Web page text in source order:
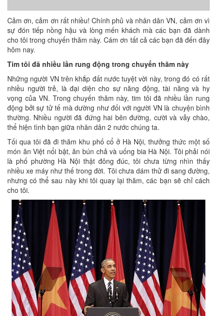
Cảm ơn, cảm ơn rất nhiều! Chính phủ và nhân dân VN, cảm ơn vì
sự đón tiếp nồng hậu và lòng mến khách mà các bạn đã dành
cho tôi trong chuyến thăm này. Cám ơn tất cả các bạn đã đến đây
hôm nay.
Tim tôi đã nhiều lần rung động trong chuyến thăm này
Những người VN trên khắp đất nước tuyệt vời này, trong đó có rất
nhiều người trẻ, là đại diện cho sự năng động, tài năng và hy
vọng của VN. Trong chuyến thăm này, tim tôi đã nhiều lần rung
động bởi sự tử tế mà dường như đối với người VN là chuyện bình
thường. Nhiều người đã đứng hai bên đường, cười và vẫy chào,
thể hiện tình bạn giữa nhân dân 2 nước chúng ta.
Tối qua tôi đã đi thăm khu phố cổ ở Hà Nội, thưởng thức một số
món ăn Việt nổi bật, ăn bún chả và uống bia Hà Nội. Tôi phải nói
là phố phường Hà Nội thật đông đúc, tôi chưa từng nhìn thấy
nhiều xe máy như thế trong đời. Tôi chưa dám thử đi sang đường,
nhưng có thể sau này khi tôi quay lại thăm, các bạn sẽ chỉ cách
cho tôi.